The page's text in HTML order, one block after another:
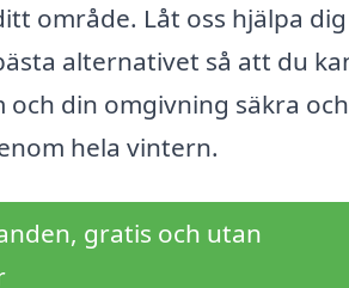
område. Låt oss hjälpa dig
alternativet så att du
och din omgivning säkra och
hela vintern.
gratis och utan